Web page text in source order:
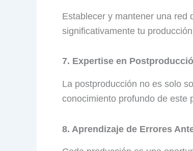
Establecer y mantener una red
significativamente tu
7. Expertise en
La postproducción no es solo
conocimiento profundo de este
8. Aprendizaje de Errores